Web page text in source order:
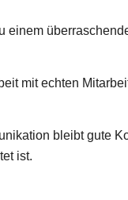
einem
mit echten
bleibt gute
ist.